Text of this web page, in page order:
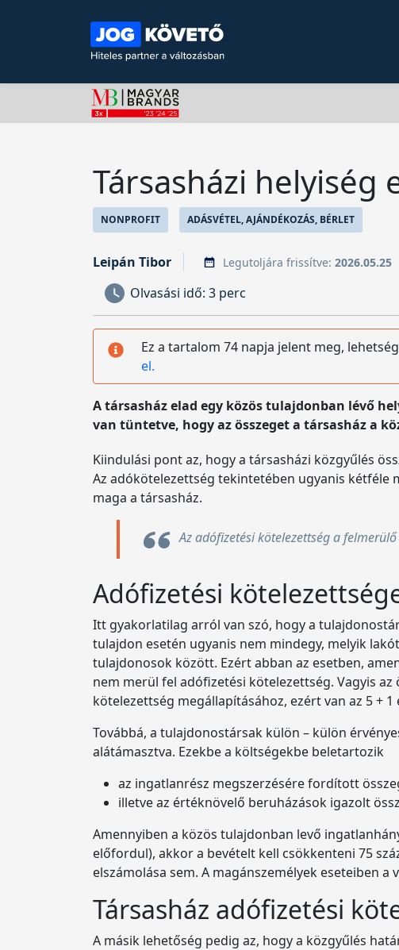
Társasházi helyiség
NONPROFIT ADÁSVÉTEL, AJÁNDÉKOZÁS, BÉRLET
Leipán Tibor Legutoljára frissítve: 2026.05.25
Olvasási idő: 3 perc
Ez a tartalom 74 napja jelent meg,
el.
A társasház elad egy közös tulajdonban lévő
van tüntetve, hogy az összeget a társasház a
Kiindulási pont az, hogy a társasházi közgyűlés
Az adókötelezettség tekintetében ugyanis kétféle
maga a társasház.
Az adófizetési kötelezettség a
Adófizetési
Itt gyakorlatilag arról van szó, hogy a
tulajdon esetén ugyanis nem mindegy, melyik
tulajdonosok között. Ezért abban az esetben,
nem merül fel adófizetési kötelezettség. Vagyis
kötelezettség megállapításához, ezért van az 5 + 1
Továbbá, a tulajdonostársak külön – külön
alátámasztva. Ezekbe a költségekbe beletartozik
az ingatlanrész megszerzésére fordított
illetve az értéknövelő beruházások igazolt
Amennyiben a közös tulajdonban levő
előfordul), akkor a bevételt kell csökkenteni 75
elszámolása sem. A magánszemélyek eseteiben
Társasház adófizetési
A másik lehetőség pedig az, hogy a közgyűlés